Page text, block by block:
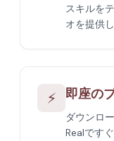
スキルを
オを提供し
⚡ 即座の
ダウンロ
Realです